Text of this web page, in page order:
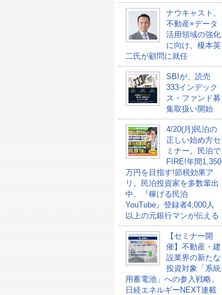
ナウキャスト、
不動産×データ
活用領域の強化
に向け、榎本英
二氏が顧問に就任
SBIが、読売
333インデック
ス・ファンド募
集取扱い開始
4/20(月)民泊の
正しい始め方セ
ミナー。民泊で
FIRE!年間1,350
万円を目指す!節税効果ア
リ。民泊投資家を多数輩出
中、『稼げる民泊
YouTube』登録者4,000人
以上の元銀行マンが伝える
【セミナー開
催】不動産・建
設業界の新たな
投資対象「系統
用蓄電池」への参入戦略。
日経エネルギーNEXT連載